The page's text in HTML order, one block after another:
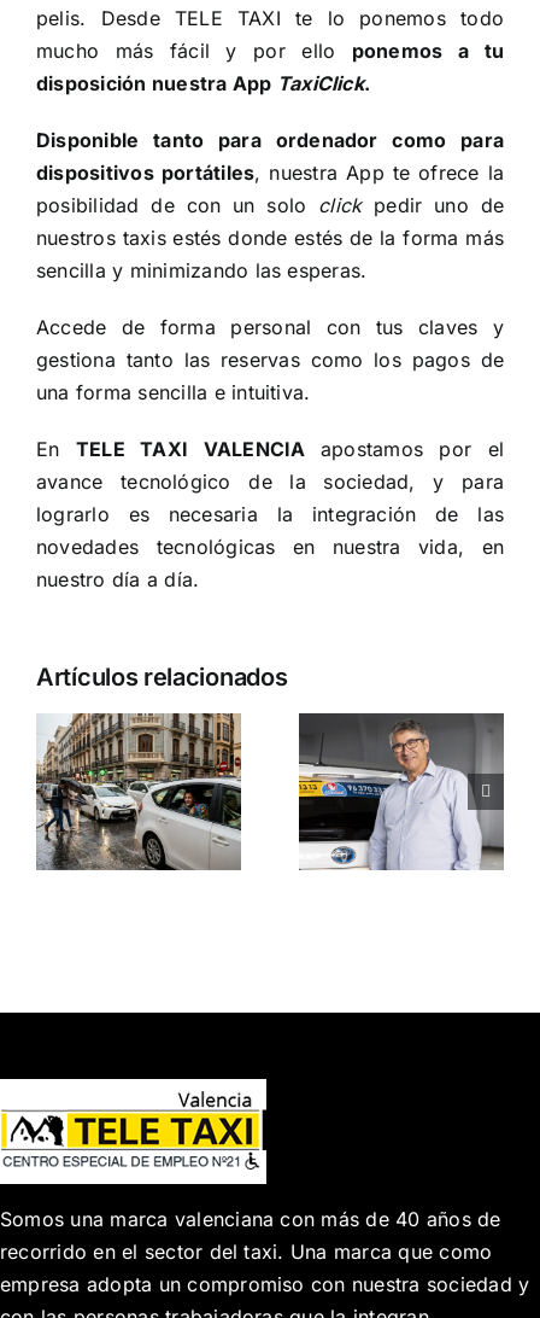
pelis. Desde TELE TAXI te lo ponemos todo
mucho más fácil y por ello ponemos a tu
disposición nuestra App TaxiClick.
Disponible tanto para ordenador como para
dispositivos portátiles, nuestra App te ofrece la
posibilidad de con un solo clickpedir uno de
nuestros taxis estés donde estés de la forma más
sencilla y minimizando las esperas.
Accede de forma personal con tus claves y
gestiona tanto las reservas como los pagos de
una forma sencilla e intuitiva.
En TELE TAXI VALENCIA apostamos por el
avance tecnológico de la sociedad, y para
lograrlo es necesaria la integración de las
novedades tecnológicas en nuestra vida, en
nuestro día a día.
Artículos relacionados
Características
de los
taxistas
para
escogerles
Cómo
moverte
por Ciutat
Vella Nord
Somos una marca valenciana con más de 40 años de
recorrido en el sector del taxi. Una marca que como
empresa adopta un compromiso con nuestra sociedad y